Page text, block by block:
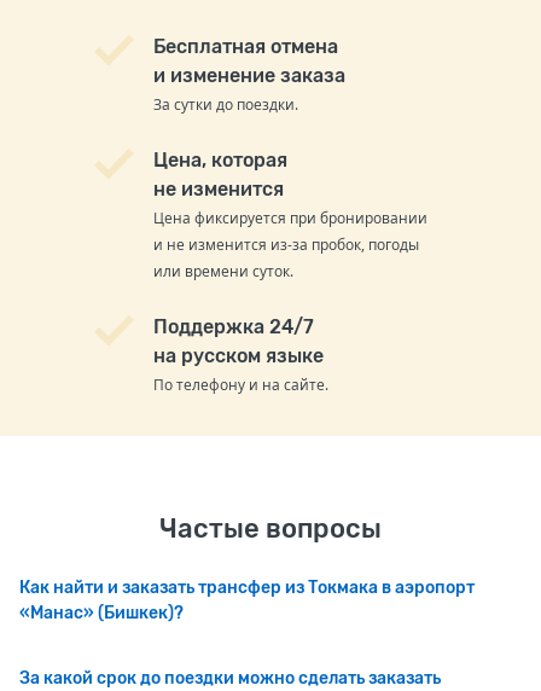
Бесплатная отмена
и изменение заказа
За сутки до поездки.
Цена, которая
не изменится
Цена фиксируется при бронировании
и не изменится из-за пробок, погоды
или времени суток.
Поддержка 24/7
на русском языке
По телефону и на сайте.
Частые вопросы
Как найти и заказать трансфер из Токмака в аэропорт
«Манас» (Бишкек)?
За какой срок до поездки можно сделать заказать